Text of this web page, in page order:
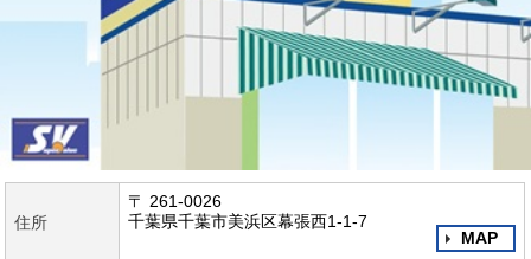
住所
〒 261-0026
千葉県千葉市美浜区幕張西1-1-7
MAP